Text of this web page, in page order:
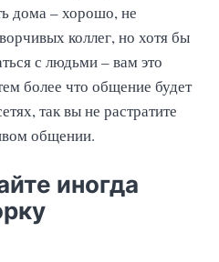
дома – хорошо, не
коллег, но хотя бы
с людьми – вам это
более что общение будет
так вы не растратите
общении.
иногда